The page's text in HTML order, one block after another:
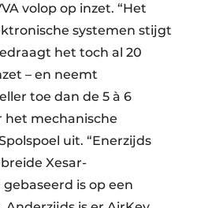
volop op inzet. “Het
systemen stijgt
het toch al 20
– en neemt
toe dan de 5 à 6
het mechanische
uit. “Enerzijds
Xesar-
is op een